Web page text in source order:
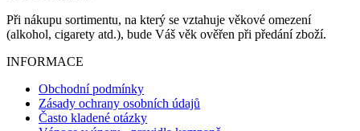
Při nákupu sortimentu, na který se vztahuje věkové omezení
(alkohol, cigarety atd.), bude Váš věk ověřen při předání zboží.
INFORMACE
Obchodní podmínky
Zásady ochrany osobních údajů
Často kladené otázky